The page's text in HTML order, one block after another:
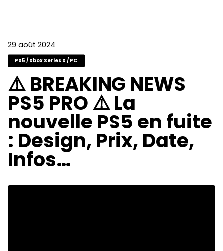
29 août 2024
PS5 / Xbox Series X / PC
⚠️ BREAKING NEWS
PS5 PRO ⚠️ La
nouvelle PS5 en fuite
: Design, Prix, Date,
Infos…